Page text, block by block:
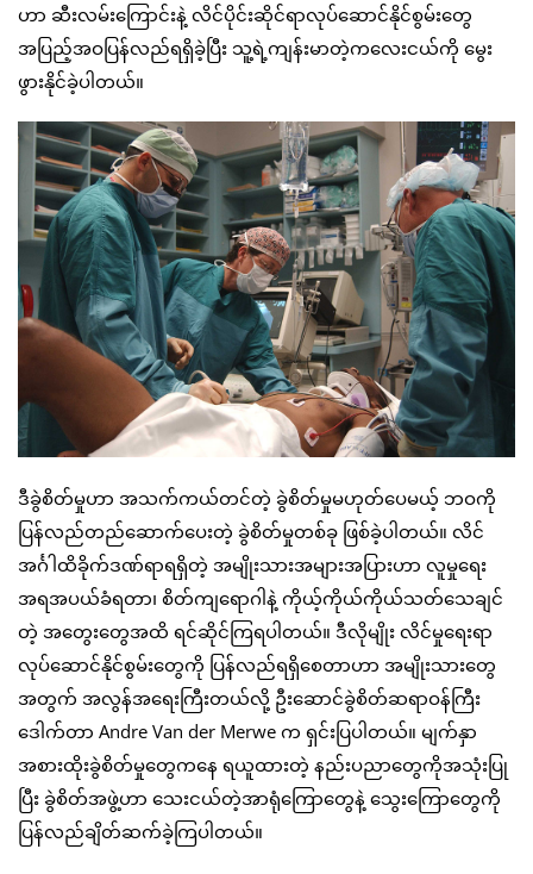
ဟာ ဆီးလမ်းကြောင်းနဲ့ လိင်ပိုင်းဆိုင်ရာလုပ်ဆောင်နိုင်စွမ်းတွေ
အပြည့်အဝပြန်လည်ရရှိခဲ့ပြီး သူ့ရဲ့ကျန်းမာတဲ့ကလေးငယ်ကို မွေး
ဖွားနိုင်ခဲ့ပါတယ်။
ဒီခွဲစိတ်မှုဟာ အသက်ကယ်တင်တဲ့ ခွဲစိတ်မှုမဟုတ်ပေမယ့် ဘဝကို
ပြန်လည်တည်ဆောက်ပေးတဲ့ ခွဲစိတ်မှုတစ်ခု ဖြစ်ခဲ့ပါတယ်။ လိင်
အင်္ဂါထိခိုက်ဒဏ်ရာရရှိတဲ့ အမျိုးသားအများအပြားဟာ လူမှုရေး
အရအပယ်ခံရတာ၊ စိတ်ကျရောဂါနဲ့ ကိုယ့်ကိုယ်ကိုယ်သတ်သေချင်
တဲ့ အတွေးတွေအထိ ရင်ဆိုင်ကြရပါတယ်။ ဒီလိုမျိုး လိင်မှုရေးရာ
လုပ်ဆောင်နိုင်စွမ်းတွေကို ပြန်လည်ရရှိစေတာဟာ အမျိုးသားတွေ
အတွက် အလွန်အရေးကြီးတယ်လို့ ဦးဆောင်ခွဲစိတ်ဆရာဝန်ကြီး
ဒေါက်တာ Andre Van der Merwe က ရှင်းပြပါတယ်။ မျက်နှာ
အစားထိုးခွဲစိတ်မှုတွေကနေ ရယူထားတဲ့ နည်းပညာတွေကိုအသုံးပြု
ပြီး ခွဲစိတ်အဖွဲ့ဟာ သေးငယ်တဲ့အာရုံကြောတွေနဲ့ သွေးကြောတွေကို
ပြန်လည်ချိတ်ဆက်ခဲ့ကြပါတယ်။